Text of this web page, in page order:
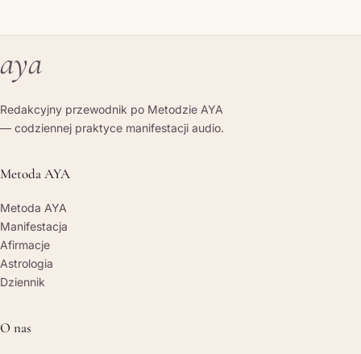
aya
Redakcyjny przewodnik po Metodzie AYA
— codziennej praktyce manifestacji audio.
Metoda AYA
Metoda AYA
Manifestacja
Afirmacje
Astrologia
Dziennik
O nas